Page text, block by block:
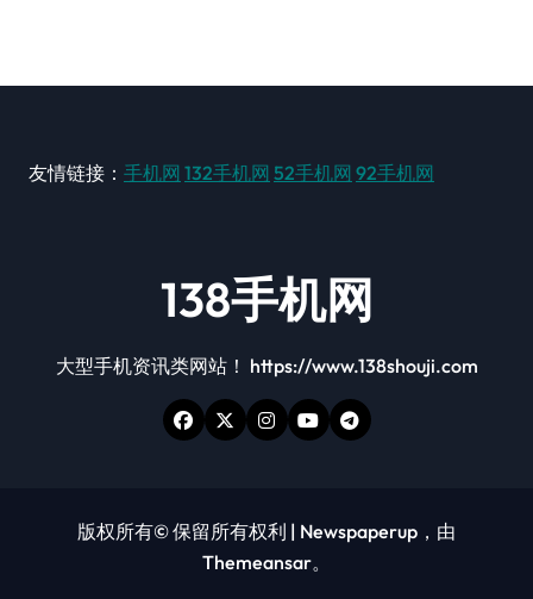
友情链接： 手机网 132手机网 52手机网 92手机网
138手机网
大型手机资讯类网站！ https://www.138shouji.com
版权所有© 保留所有权利 | Newspaperup ，由
Themeansar。